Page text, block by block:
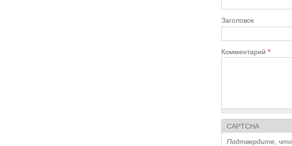
Заголовок
Комментарий*
CAPTCHA
Подтвердите, что